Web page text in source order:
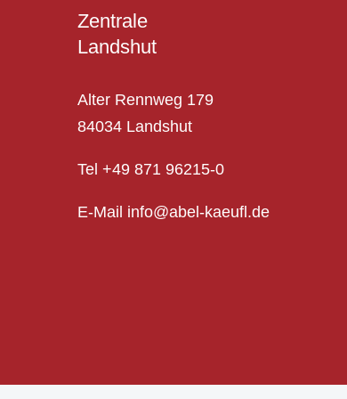
Zentrale
Landshut
Alter Rennweg 179
84034 Landshut
Tel +49 871 96215-0
E-Mail info@abel-kaeufl.de